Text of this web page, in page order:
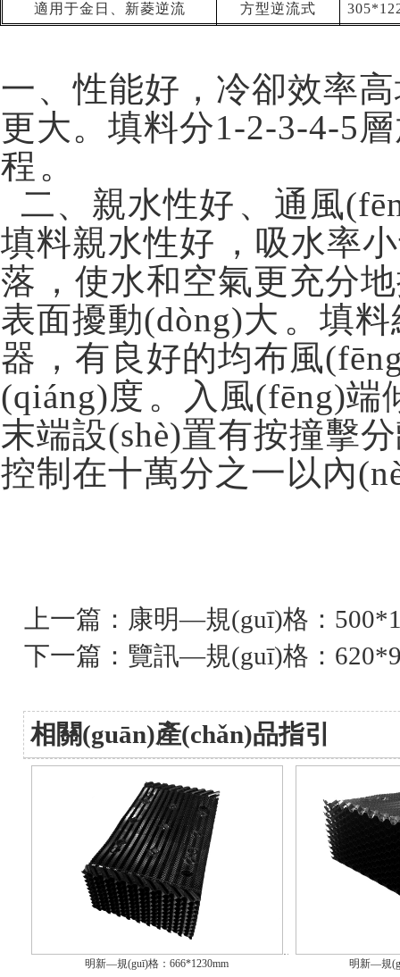
適用于金日、新菱逆流
方型逆流式
一、性能好，冷卻效率
更大。填料分1-2-3-4-5層
程。
二、親水性好、通
填料親水性好，吸水
落，使水和空氣更充
表面擾動(dòng)大。
器，有良好的均布風
(qiáng)度。入風
末端設(shè)置有按撞擊分
控制在十萬分之一以內
上一篇： 康明—規(guī)格：
下一篇： 覽訊—規(guī)格：
相關(guān)產(chǎn)品指引
明新—規(guī)格：666*1230mm 明新—規